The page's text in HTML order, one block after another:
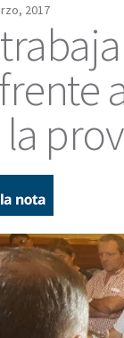
2017